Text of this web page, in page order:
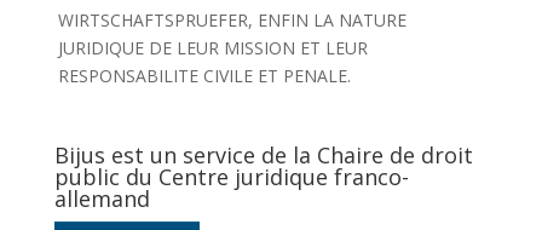
WIRTSCHAFTSPRUEFER, ENFIN LA NATURE
JURIDIQUE DE LEUR MISSION ET LEUR
RESPONSABILITE CIVILE ET PENALE.
Bijus est un service de la Chaire de droit
public du Centre juridique franco-
allemand